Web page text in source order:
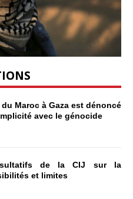
Maroc à Gaza est dénoncé
avec le génocide
de la CIJ sur la
et limites